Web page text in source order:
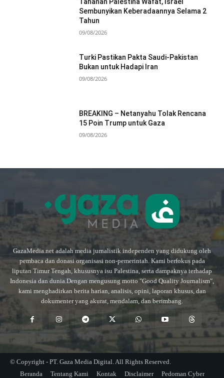
Sembunyikan Keberadaannya Selama 2
Tahun
09/08/2026
Turki Pastikan Pakta Saudi-Pakistan
Bukan untuk Hadapi Iran
09/08/2026
BREAKING – Netanyahu Tolak Rencana
15 Poin Trump untuk Gaza
09/08/2026
GazaMedia.net adalah media jurnalistik independen yang didukung oleh
pembaca dan donasi organisasi non-pemerintah. Kami berfokus pada
liputan Timur Tengah, khususnya isu Palestina, serta dampaknya terhadap
Indonesia dan dunia.Dengan mengusung motto "Good Quality Journalism",
kami menghadirkan berita harian, analisis, opini, laporan khusus, dan
dokumenter yang akurat, mendalam, dan berimbang.
© Copyright - PT. Gaza Media Digital. All Rights Reserved.
Beranda
Tentang Kami Kontak Disclaimer Pedoman Cyber